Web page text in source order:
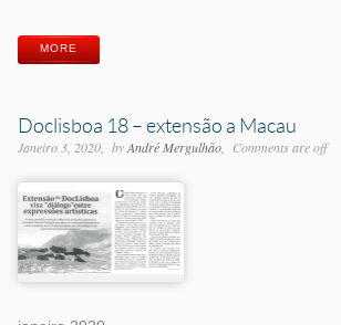
MORE
Doclisboa 18 – extensão a Macau
Janeiro 3, 2020 byAndré Mergulhão Comments are off